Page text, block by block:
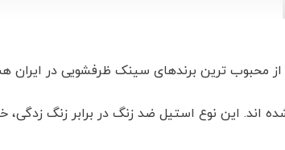
محبوب ترین برندهای سینک ظرفشویی در ایران
این نوع استیل ضد زنگ در برابر زنگ زدگی،